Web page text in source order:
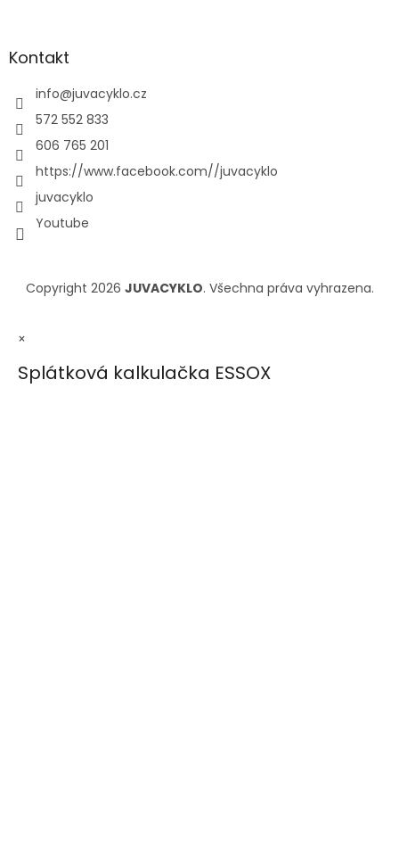
Kontakt
info@juvacyklo.cz
572 552 833
606 765 201
https://www.facebook.com//juvacyklo
juvacyklo
Youtube
Copyright 2026 JUVACYKLO. Všechna práva vyhrazena.
×
Splátková kalkulačka ESSOX